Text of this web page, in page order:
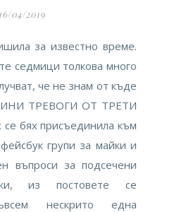
16/04/2019
за известно време.
седмици толкова много
че не знам от къде
ТРЕВОГИ ОТ ТРЕТИ
бях присъединила към
групи за майки и
въпроси за подсечени
из постовете се
нескрито една